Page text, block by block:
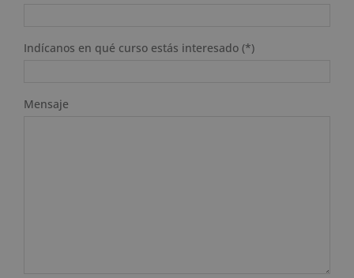
Indícanos en qué curso estás interesado (*)
Mensaje